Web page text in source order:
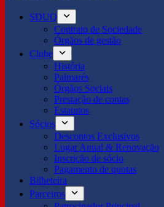
SDUQ
Contrato de Sociedade
Órgãos de gestão
Clube
História
Palmarés
Órgãos Sociais
Prestação de contas
Estatutos
Sócios
Descontos Exclusivos
Lugar Anual & Renovação
Inscrição de sócio
Pagamento de quotas
Bilheteira
Parceiros